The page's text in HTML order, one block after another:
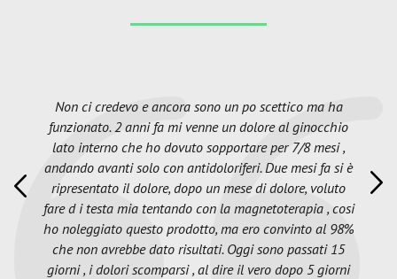
Non ci credevo e ancora sono un po scettico ma ha
funzionato. 2 anni fa mi venne un dolore al ginocchio
lato interno che ho dovuto sopportare per 7/8 mesi ,
andando avanti solo con antidoloriferi. Due mesi fa si è
ripresentato il dolore, dopo un mese di dolore, voluto
fare d i testa mia tentando con la magnetoterapia , cosi
ho noleggiato questo prodotto, ma ero convinto al 98%
che non avrebbe dato risultati. Oggi sono passati 15
giorni , i dolori scomparsi , al dire il vero dopo 5 giorni